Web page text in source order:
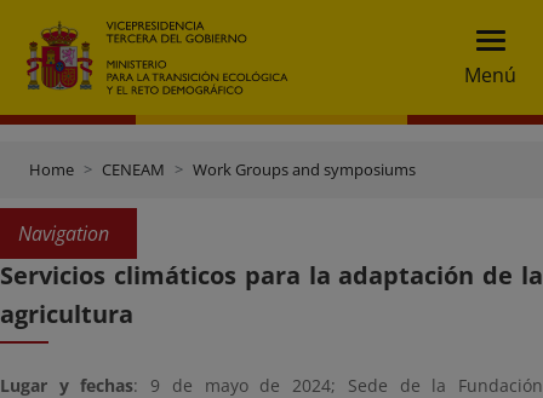
Menú
Home CENEAM Work Groups and symposiums
Navigation
Servicios climáticos para la adaptación de la
agricultura
Lugar y fechas: 9 de mayo de 2024; Sede de la Fundación